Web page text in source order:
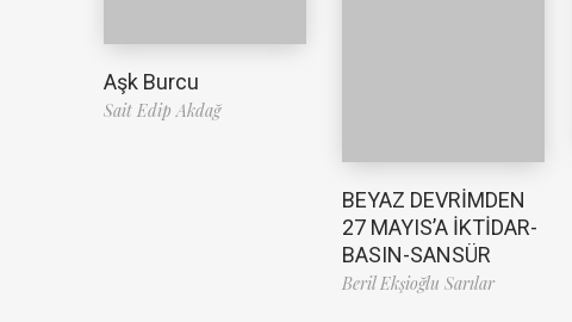
Aşk Burcu
Sait Edip Akdağ
BEYAZ DEVRİMDEN
27 MAYIS’A İKTİDAR-
BASIN-SANSÜR
Beril Ekşioğlu Sarılar